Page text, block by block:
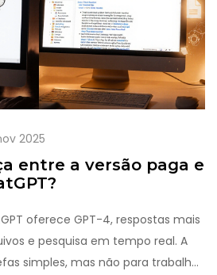
2025
entre a versão paga e
oferece GPT-4, respostas mais
e pesquisa em tempo real. A
simples, mas não para trabalho